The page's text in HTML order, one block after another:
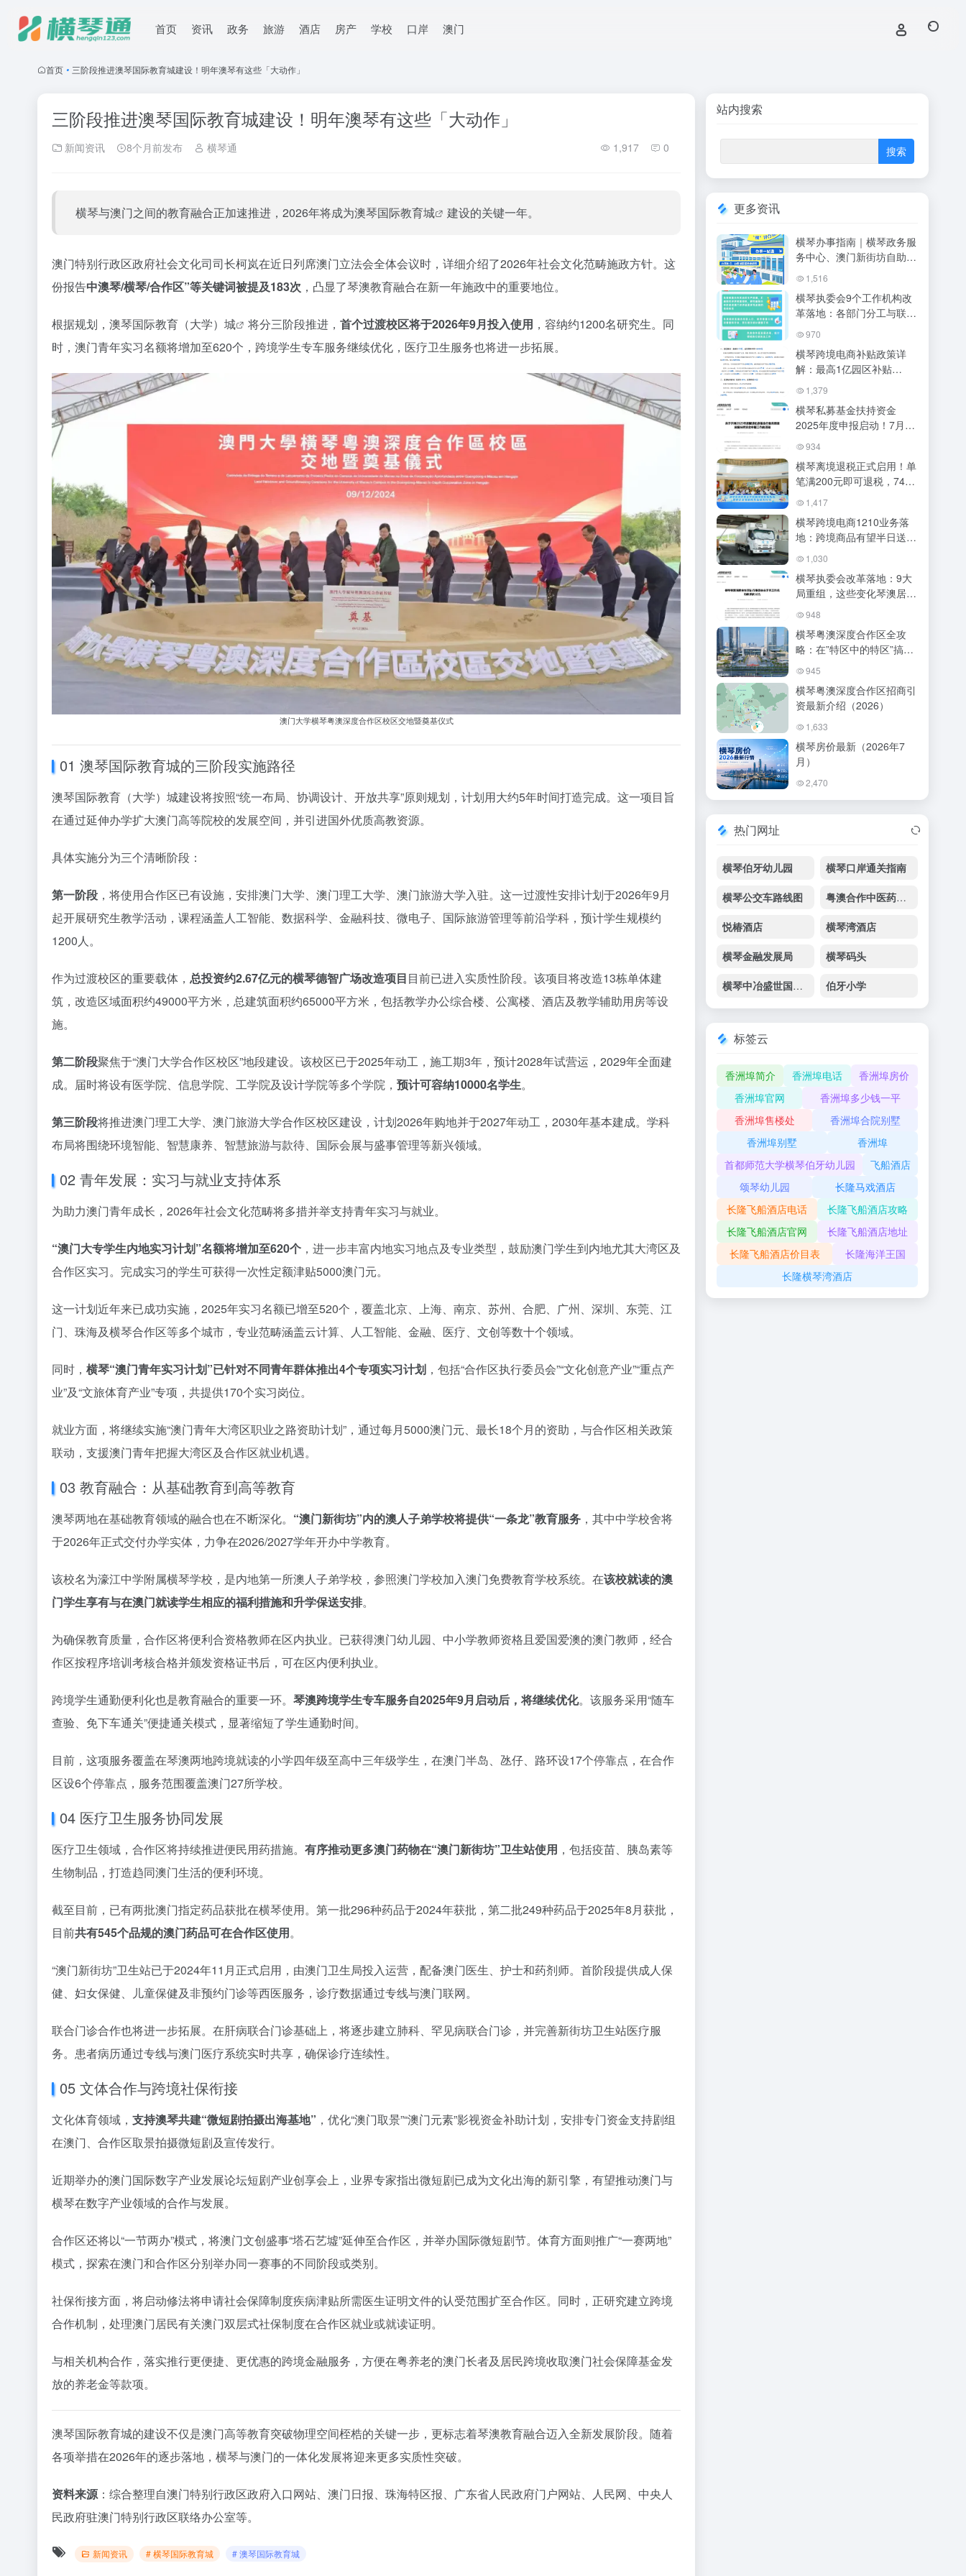
首页 资讯 政务 旅游 酒店 房产 学校 口岸 澳门
首页 • 三阶段推进澳琴国际教育城建设！明年澳琴有这些「大动作」
三阶段推进澳琴国际教育城建设！明年澳琴有这些「大动作」
新闻资讯 8个月前发布 横琴通 1,917 0
横琴与澳门之间的教育融合正加速推进，2026年将成为澳琴国际教育城 建设的关键一年。
澳门特别行政区政府社会文化司司长柯岚在近日列席澳门立法会全体会议时，详细介绍了2026年社会文化范畴施政方针。这
份报告中澳琴/横琴/合作区”等关键词被提及183次 ，凸显了琴澳教育融合在新一年施政中的重要地位。
根据规划， 澳琴国际教育（大学）城 将分三阶段推进， 首个过渡校区将于2026年9月投入使用 ，容纳约1200名研究生。同
时，澳门青年实习名额将增加至620个，跨境学生专车服务继续优化，医疗卫生服务也将进一步拓展。
澳门大学横琴粤澳深度合作区校区交地暨奠基仪式
01 澳琴国际教育城的三阶段实施路径
澳琴国际教育（大学）城建设将按照“统一布局、协调设计、开放共享”原则规划，计划用大约5年时间打造完成。这一项目旨
在通过延伸办学扩大澳门高等院校的发展空间，并引进国外优质高教资源。
具体实施分为三个清晰阶段：
第一阶段 ，将使用合作区已有设施，安排澳门大学、澳门理工大学、澳门旅游大学入驻。这一过渡性安排计划于2026年9月
起开展研究生教学活动，课程涵盖人工智能、数据科学、金融科技、微电子、国际旅游管理等前沿学科，预计学生规模约
1200人。
作为过渡校区的重要载体， 总投资约2.67亿元的横琴德智广场改造项目目前已进入实质性阶段。该项目将改造13栋单体建
筑，改造区域面积约49000平方米，总建筑面积约65000平方米，包括教学办公综合楼、公寓楼、酒店及教学辅助用房等设
施。
第二阶段聚焦于“澳门大学合作区校区”地段建设。该校区已于2025年动工，施工期3年，预计2028年试营运，2029年全面建
成。届时将设有医学院、信息学院、工学院及设计学院等多个学院， 预计可容纳10000名学生。
第三阶段将推进澳门理工大学、澳门旅游大学合作区校区建设，计划2026年购地并于2027年动工，2030年基本建成。学科
布局将围绕环境智能、智慧康养、智慧旅游与款待、国际会展与盛事管理等新兴领域。
02 青年发展：实习与就业支持体系
为助力澳门青年成长，2026年社会文化范畴将多措并举支持青年实习与就业。
“澳门大专学生内地实习计划”名额将增加至620个 ，进一步丰富内地实习地点及专业类型，鼓励澳门学生到内地尤其大湾区及
合作区实习。完成实习的学生可获得一次性定额津贴5000澳门元。
这一计划近年来已成功实施，2025年实习名额已增至520个，覆盖北京、上海、南京、苏州、合肥、广州、深圳、东莞、江
门、珠海及横琴合作区等多个城市，专业范畴涵盖云计算、人工智能、金融、医疗、文创等数十个领域。
同时， 横琴“澳门青年实习计划”已针对不同青年群体推出4个专项实习计划 ，包括“合作区执行委员会”“文化创意产业”“重点产
业”及“文旅体育产业”专项，共提供170个实习岗位。
就业方面，将继续实施“澳门青年大湾区职业之路资助计划”，通过每月5000澳门元、最长18个月的资助，与合作区相关政策
联动，支援澳门青年把握大湾区及合作区就业机遇。
03 教育融合：从基础教育到高等教育
澳琴两地在基础教育领域的融合也在不断深化。 “澳门新街坊”内的澳人子弟学校将提供“一条龙”教育服务 ，其中中学校舍将
于2026年正式交付办学实体，力争在2026/2027学年开办中学教育。
该校名为濠江中学附属横琴学校，是内地第一所澳人子弟学校，参照澳门学校加入澳门免费教育学校系统。在该校就读的澳
门学生享有与在澳门就读学生相应的福利措施和升学保送安排。
为确保教育质量，合作区将便利合资格教师在区内执业。已获得澳门幼儿园、中小学教师资格且爱国爱澳的澳门教师，经合
作区按程序培训考核合格并颁发资格证书后，可在区内便利执业。
跨境学生通勤便利化也是教育融合的重要一环。 琴澳跨境学生专车服务自2025年9月启动后，将继续优化。该服务采用“随车
查验、免下车通关”便捷通关模式，显著缩短了学生通勤时间。
目前，这项服务覆盖在琴澳两地跨境就读的小学四年级至高中三年级学生，在澳门半岛、氹仔、路环设17个停靠点，在合作
区设6个停靠点，服务范围覆盖澳门27所学校。
04 医疗卫生服务协同发展
医疗卫生领域，合作区将持续推进便民用药措施。 有序推动更多澳门药物在“澳门新街坊”卫生站使用 ，包括疫苗、胰岛素等
生物制品，打造趋同澳门生活的便利环境。
截至目前，已有两批澳门指定药品获批在横琴使用。第一批296种药品于2024年获批，第二批249种药品于2025年8月获批，
目前共有545个品规的澳门药品可在合作区使用。
“澳门新街坊”卫生站已于2024年11月正式启用，由澳门卫生局投入运营，配备澳门医生、护士和药剂师。首阶段提供成人保
健、妇女保健、儿童保健及非预约门诊等西医服务，诊疗数据通过专线与澳门联网。
联合门诊合作也将进一步拓展。在肝病联合门诊基础上，将逐步建立肺科、罕见病联合门诊，并完善新街坊卫生站医疗服
务。患者病历通过专线与澳门医疗系统实时共享，确保诊疗连续性。
05 文体合作与跨境社保衔接
文化体育领域， 支持澳琴共建“微短剧拍摄出海基地” ，优化“澳门取景”“澳门元素”影视资金补助计划，安排专门资金支持剧组
在澳门、合作区取景拍摄微短剧及宣传发行。
近期举办的澳门国际数字产业发展论坛短剧产业创享会上，业界专家指出微短剧已成为文化出海的新引擎，有望推动澳门与
横琴在数字产业领域的合作与发展。
合作区还将以“一节两办”模式，将澳门文创盛事“塔石艺墟”延伸至合作区，并举办国际微短剧节。体育方面则推广“一赛两地”
模式，探索在澳门和合作区分别举办同一赛事的不同阶段或类别。
社保衔接方面，将启动修法将申请社会保障制度疾病津贴所需医生证明文件的认受范围扩至合作区。同时，正研究建立跨境
合作机制，处理澳门居民有关澳门双层式社保制度在合作区就业或就读证明。
与相关机构合作，落实推行更便捷、更优惠的跨境金融服务，方便在粤养老的澳门长者及居民跨境收取澳门社会保障基金发
放的养老金等款项。
澳琴国际教育城的建设不仅是澳门高等教育突破物理空间桎梏的关键一步，更标志着琴澳教育融合迈入全新发展阶段。随着
各项举措在2026年的逐步落地，横琴与澳门的一体化发展将迎来更多实质性突破。
资料来源：综合整理自澳门特别行政区政府入口网站、澳门日报、珠海特区报、广东省人民政府门户网站、人民网、中央人
民政府驻澳门特别行政区联络办公室等。
新闻资讯 # 横琴国际教育城 # 澳琴国际教育城
站内搜索
更多资讯
横琴办事指南｜横琴政务服
务中心、澳门新街坊自助办
事、人才服务中心全攻略
（2026最新）
1,516
横琴执委会9个工作机构改
革落地：各部门分工与联系
方式
970
横琴跨境电商补贴政策详
解：最高1亿园区补贴
+2000万落户奖励，澳资企
业再加20%
1,379
横琴私募基金扶持资金
2025年度申报启动！7月6
日至8月5日抓紧办理
934
横琴离境退税正式启用！单
笔满200元即可退税，74家
商店覆盖全岛（附办理攻
略）
1,417
横琴跨境电商1210业务落
地：跨境商品有望半日送
达，琴澳商贸枢纽再提速
1,030
横琴执委会改革落地：9大
局重组，这些变化琴澳居民
必须知道！
948
横琴粤澳深度合作区全攻
略：在”特区中的特区”搞事
业、享生活
945
横琴粤澳深度合作区招商引
资最新介绍（2026）
1,633
横琴房价最新（2026年7
月）
2,470
热门网址
横琴伯牙幼儿园 横琴口岸通关指南
横琴公交车路线图 粤澳合作中医药科技产业园
悦椿酒店 横琴湾酒店
横琴金融发展局 横琴码头
横琴中冶盛世国际广场 伯牙小学
标签云
香洲埠简介 香洲埠电话
香洲埠房价
香洲埠官网
香洲埠多少钱一平
香洲埠售楼处
香洲埠合院别墅
香洲埠别墅
香洲埠
首都师范大学横琴伯牙幼儿园
飞船酒店
颂琴幼儿园
长隆马戏酒店
长隆飞船酒店电话
长隆飞船酒店攻略
长隆飞船酒店官网
长隆飞船酒店地址
长隆飞船酒店价目表
长隆海洋王国
长隆横琴湾酒店